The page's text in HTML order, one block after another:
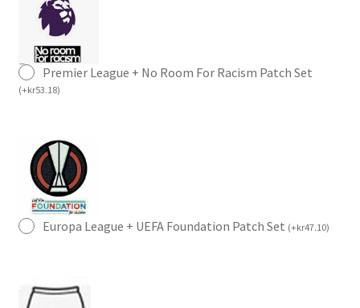
Premier League + No Room For Racism Patch Set
(+kr53.18)
Europa League + UEFA Foundation Patch Set (+kr47.10)